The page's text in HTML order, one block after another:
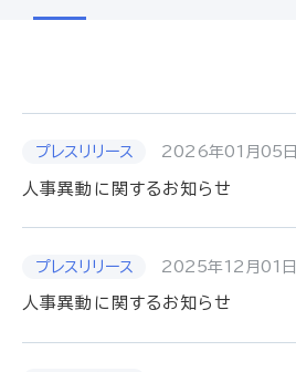
2026年01月05日
人事異動に関するお知らせ
2025年12月01日
人事異動に関するお知らせ